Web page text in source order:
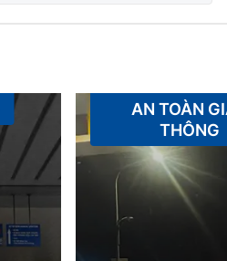
AN TOÀN
THÔNG